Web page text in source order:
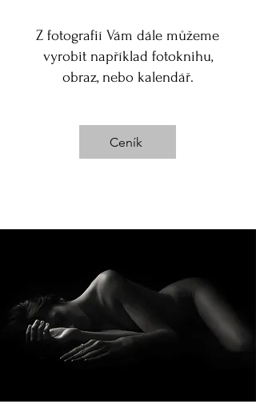
Z fotografií Vám dále můžeme
vyrobit například fotoknihu,
obraz, nebo kalendář.
Ceník